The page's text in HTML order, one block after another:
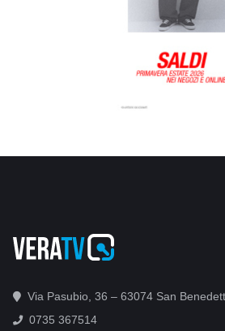
Via Pasubio, 36 – 63074 San
0735 367514